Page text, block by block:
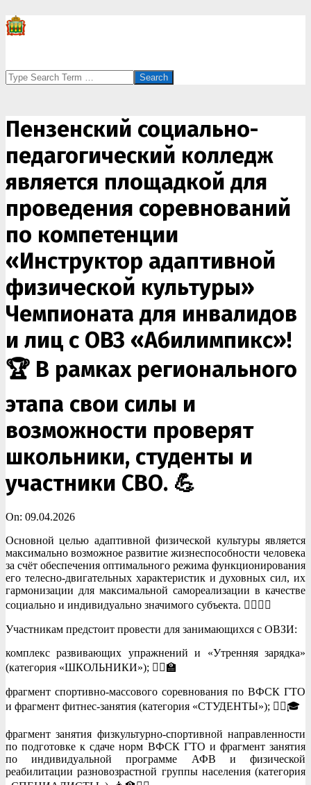
Search
Пензенский социально-
педагогический колледж
является площадкой для
проведения соревнований
по компетенции
«Инструктор адаптивной
физической культуры»
Чемпионата для инвалидов
и лиц с ОВЗ «Абилимпикс»!
🏆 В рамках регионального
этапа свои силы и
возможности проверят
школьники, студенты и
участники СВО. 💪
On: 09.04.2026
Основной целью адаптивной физической культуры является
максимально возможное развитие жизнеспособности человека
за счёт обеспечения оптимального режима функционирования
его телесно-двигательных характеристик и духовных сил, их
гармонизации для максимальной самореализации в качестве
социально и индивидуально значимого субъекта. 🧘‍♂️🧘‍♀️
Участникам предстоит провести для занимающихся с ОВЗИ:
комплекс развивающих упражнений и «Утренняя зарядка»
(категория «ШКОЛЬНИКИ»); 🏃‍♂️🏫
фрагмент спортивно-массового соревнования по ВФСК ГТО
и фрагмент фитнес-занятия (категория «СТУДЕНТЫ»); 🤸‍♀️🎓
фрагмент занятия физкультурно-спортивной направленности
по подготовке к сдаче норм ВФСК ГТО и фрагмент занятия
по индивидуальной программе АФВ и физической
реабилитации разновозрастной группы населения (категория